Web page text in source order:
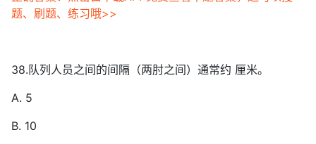
题、刷题、练习哦>>
38.队列人员之间的间隔（两肘之间）通常约 厘米。
A. 5
B. 10